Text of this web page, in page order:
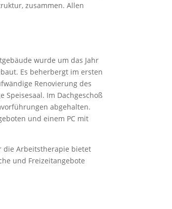
zusammen. Allen
wurde um das Jahr
Es beherbergt im ersten
Renovierung des
Im Dachgeschoß
abgehalten.
und einem PC mit
die Arbeitstherapie bietet
und Freizeitangebote